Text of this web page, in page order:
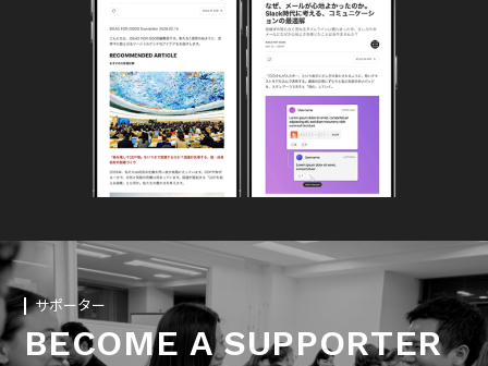
サポーター
BECOME A SUPPORTER